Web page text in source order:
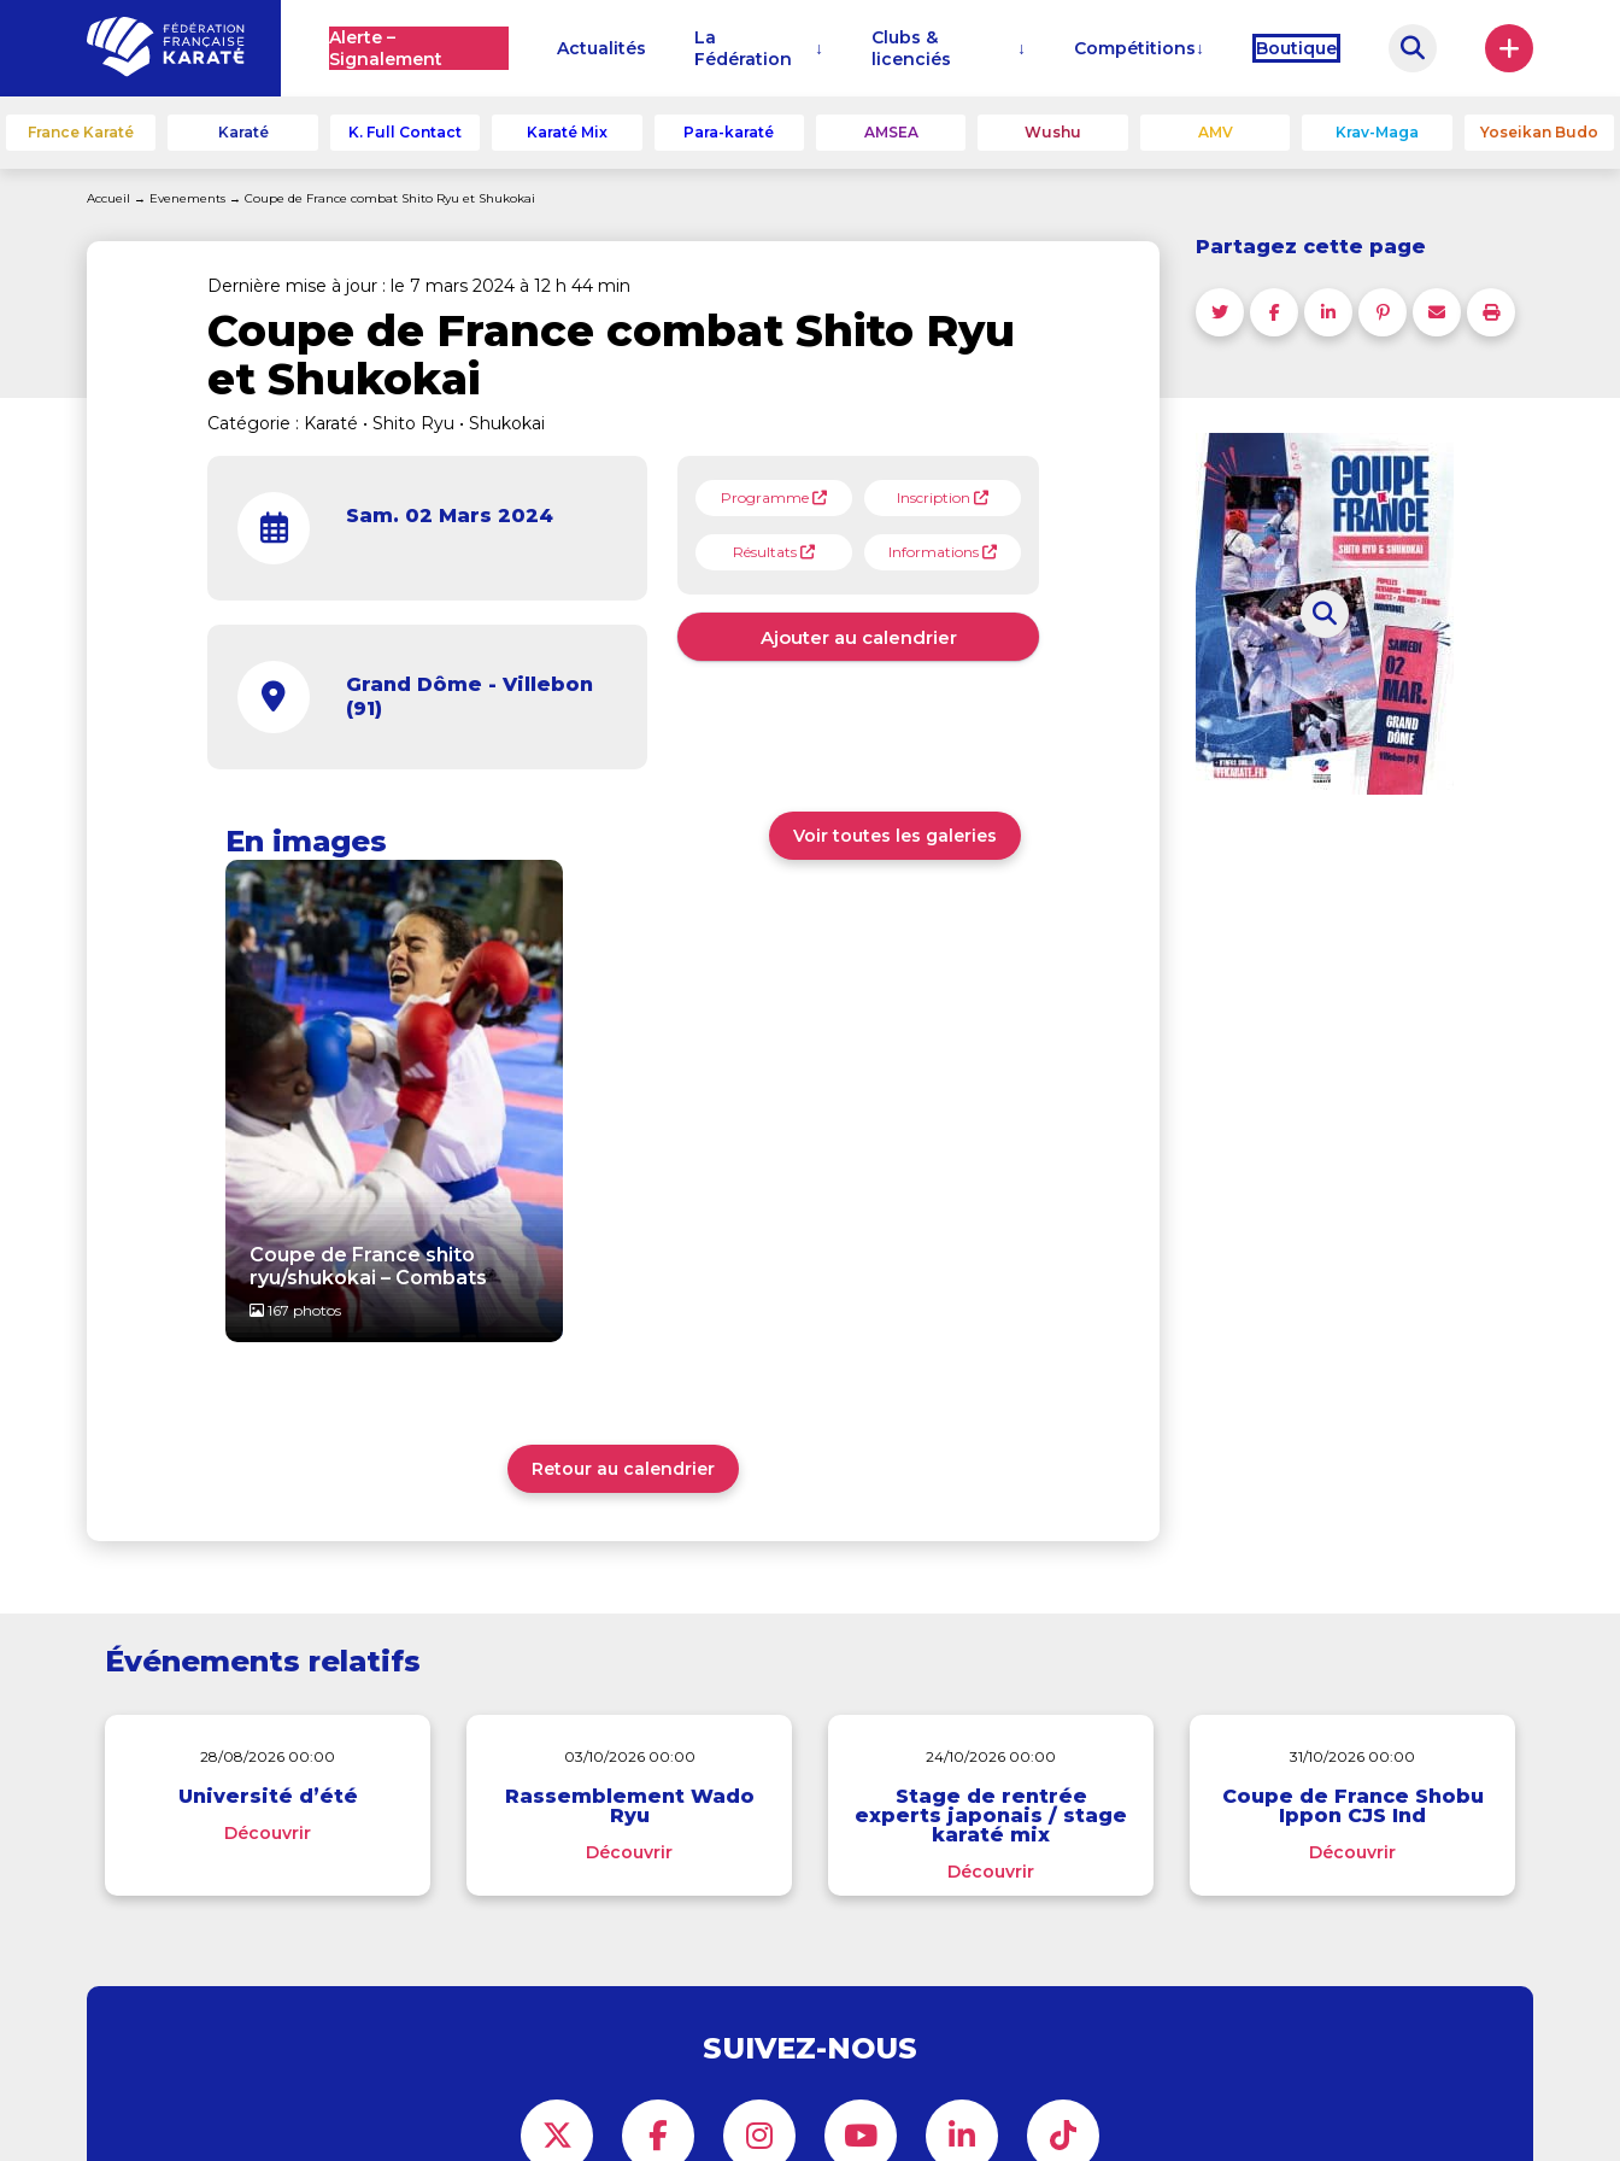
Alerte –
Signalement
Actualités
La
Fédération
Clubs &
licenciés
Compétitions Boutique
France Karaté Karaté K. Full Contact Karaté Mix Para-karaté AMSEA Wushu AMV Krav-Maga Yoseikan Budo
Accueil → Evenements → Coupe de France combat Shito Ryu et Shukokai
Dernière mise à jour : le 7 mars 2024 à 12 h 44 min
Coupe de France combat Shito Ryu
et Shukokai
Catégorie : Karaté • Shito Ryu • Shukokai
Sam. 02 Mars 2024
Grand Dôme - Villebon
(91)
Programme Inscription
Résultats Informations
Ajouter au calendrier
En images
Coupe de France shito
ryu/shukokai – Combats
167 photos
Voir toutes les galeries
Retour au calendrier
Partagez cette page
Événements relatifs
28/08/2026 00:00
Université d’été
Découvrir
03/10/2026 00:00
Rassemblement Wado
Ryu
Découvrir
24/10/2026 00:00
Stage de rentrée
experts japonais / stage
karaté mix
Découvrir
31/10/2026 00:00
Coupe de France Shobu
Ippon CJS Ind
Découvrir
SUIVEZ-NOUS